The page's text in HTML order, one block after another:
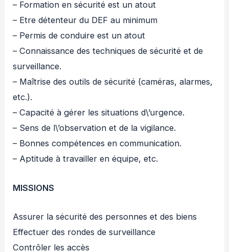
– Formation en sécurité est un atout
– Etre détenteur du DEF au minimum
– Permis de conduire est un atout
– Connaissance des techniques de sécurité et de
surveillance.
– Maîtrise des outils de sécurité (caméras, alarmes,
etc.).
– Capacité à gérer les situations d\’urgence.
– Sens de l\’observation et de la vigilance.
– Bonnes compétences en communication.
– Aptitude à travailler en équipe, etc.
MISSIONS
Assurer la sécurité des personnes et des biens
Effectuer des rondes de surveillance
Contrôler les accès